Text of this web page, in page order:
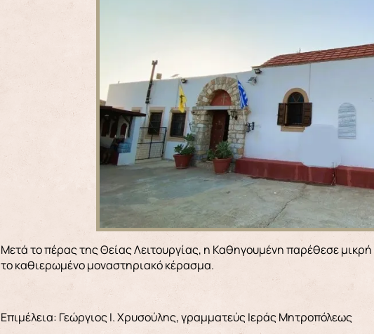
Μετά το πέρας της Θείας Λειτουργίας, η Καθηγουμένη παρέθεσε
το καθιερωμένο μοναστηριακό κέρασμα.
Επιμέλεια: Γεώργιος Ι. Χρυσούλης, γραμματεύς Ιεράς Μητροπόλεως